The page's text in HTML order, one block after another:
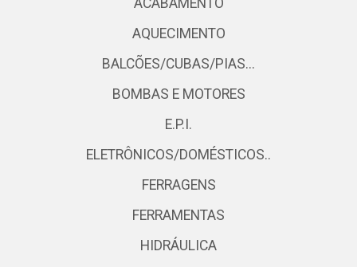
ACABAMENTO
AQUECIMENTO
BALCÕES/CUBAS/PIAS...
BOMBAS E MOTORES
E.P.I.
ELETRÔNICOS/DOMÉSTICOS..
FERRAGENS
FERRAMENTAS
HIDRÁULICA